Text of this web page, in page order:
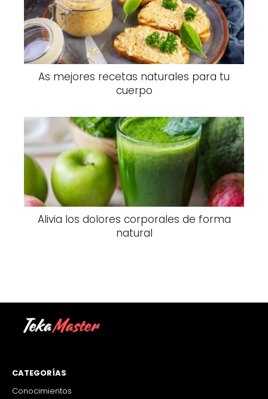
As mejores recetas naturales para tu
cuerpo
Alivia los dolores corporales de forma
natural
CATEGORÍAS
Conocimientos